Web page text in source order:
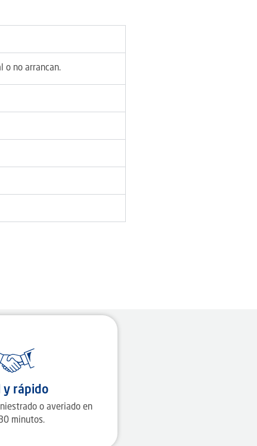
o no arrancan.
y rápido
o averiado en
minutos.